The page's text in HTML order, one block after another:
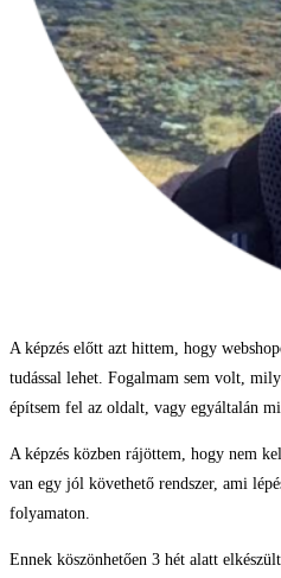
A képzés előtt azt hittem, hogy
tudással lehet. Fogalmam sem volt,
építsem fel az oldalt, vagy egyáltalán
A képzés közben rájöttem, hogy nem
van egy jól követhető rendszer, ami
folyamaton.
Ennek köszönhetően 3 hét alatt